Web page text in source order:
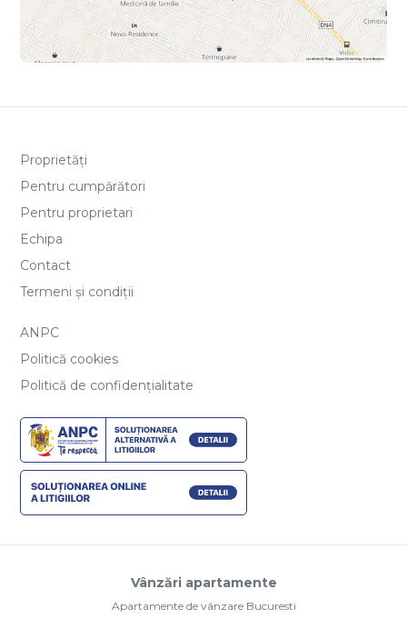
Proprietăți
Pentru cumpărători
Pentru proprietari
Echipa
Contact
Termeni și condiții
ANPC
Politică cookies
Politică de confidențialitate
Vânzări apartamente
Apartamente de vânzare Bucuresti